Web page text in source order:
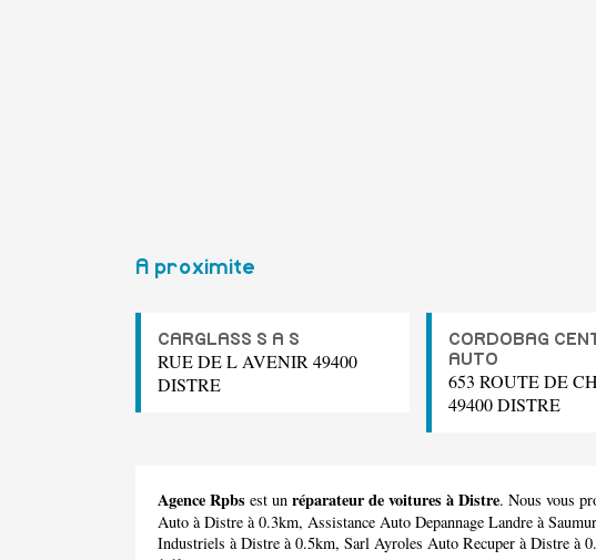
A proximite
CARGLASS S A S
RUE DE L AVENIR 49400
DISTRE
CORDOBAG
AUTO
653 ROUTE DE
49400 DISTRE
Agence Rpbs est un réparateur de voitures à Distre. Nous vous
Auto à Distre à 0.3km, Assistance Auto Depannage Landre à
Industriels à Distre à 0.5km, Sarl Ayroles Auto Recuper à Distre à